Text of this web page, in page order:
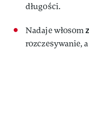
długości.
Nadaje włosom
rozczesywanie,